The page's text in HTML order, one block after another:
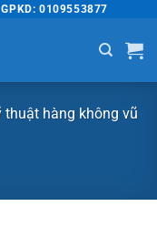
GPKD: 0109553877
thuật hàng không vũ